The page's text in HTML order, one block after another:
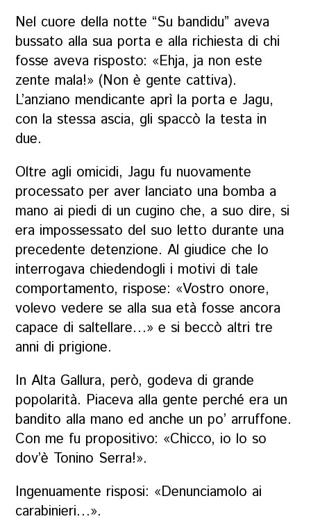
Nel cuore della notte “Su bandidu” aveva
bussato alla sua porta e alla richiesta di chi
fosse aveva risposto: «Ehja, ja non este
zente mala!» (Non è gente cattiva).
L’anziano mendicante aprì la porta e Jagu,
con la stessa ascia, gli spaccò la testa in
due.
Oltre agli omicidi, Jagu fu nuovamente
processato per aver lanciato una bomba a
mano ai piedi di un cugino che, a suo dire, si
era impossessato del suo letto durante una
precedente detenzione. Al giudice che lo
interrogava chiedendogli i motivi di tale
comportamento, rispose: «Vostro onore,
volevo vedere se alla sua età fosse ancora
capace di saltellare…» e si beccò altri tre
anni di prigione.
In Alta Gallura, però, godeva di grande
popolarità. Piaceva alla gente perché era un
bandito alla mano ed anche un po’ arruffone.
Con me fu propositivo: «Chicco, io lo so
dov’è Tonino Serra!».
Ingenuamente risposi: «Denunciamolo ai
carabinieri…».